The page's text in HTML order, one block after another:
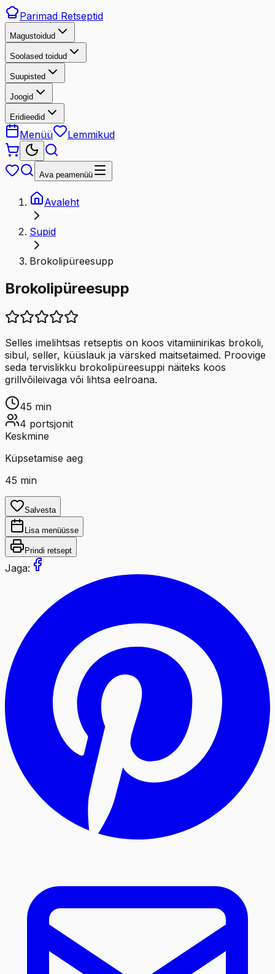
Parimad Retseptid
Magustoidud
Soolased toidud
Suupisted
Joogid
Eridieedid
Menüü Lemmikud
Ava peamenüü
Avaleht
Supid
Brokolipüreesupp
Brokolipüreesupp
Selles imelihtsas retseptis on koos vitamiinirikas brokoli,
sibul, seller, küüslauk ja värsked maitsetaimed. Proovige
seda tervislikku brokolipüreesuppi näiteks koos
grillvõileivaga või lihtsa eelroana.
45 min
4 portsjonit
Keskmine
Küpsetamise aeg
45 min
Salvesta
Lisa menüüsse
Prindi retsept
Jaga: